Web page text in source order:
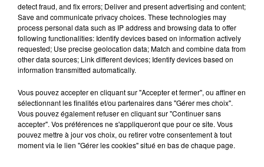
podcasts/2024/03/20240322-ANNIVERSAIRES.mp3
detect fraud, and fix errors; Deliver and present advertising and content;
Save and communicate privacy choices. These technologies may
process personal data such as IP address and browsing data to offer
following functionalities: Identify devices based on information actively
requested; Use precise geolocation data; Match and combine data from
other data sources; Link different devices; Identify devices based on
information transmitted automatically.
Vous pouvez accepter en cliquant sur "Accepter et fermer", ou affiner en
sélectionnant les finalités et/ou partenaires dans "Gérer mes choix".
Vous pouvez également refuser en cliquant sur "Continuer sans
accepter". Vos préférences ne s'appliqueront que pour ce site. Vous
pouvez mettre à jour vos choix, ou retirer votre consentement à tout
moment via le lien "Gérer les cookies" situé en bas de chaque page.